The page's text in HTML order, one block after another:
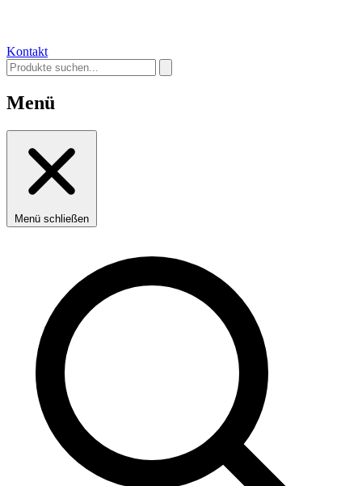
Kontakt
Menü
Menü schließen